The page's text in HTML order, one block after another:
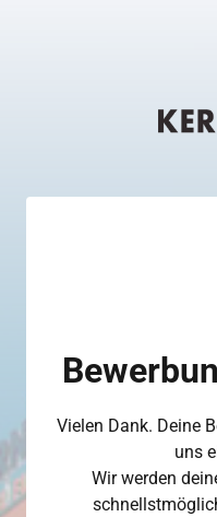
Vielen Dank. Deine
uns
Wir werden